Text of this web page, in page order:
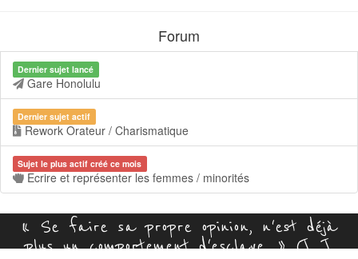
Forum
Dernier sujet lancé
Gare Honolulu
Dernier sujet actif
Rework Orateur / Charismatique
Sujet le plus actif créé ce mois
Ecrire et représenter les femmes / minorités
« Se faire sa propre opinion, n'est déjà
plus un comportement d'esclave. » (J. J.